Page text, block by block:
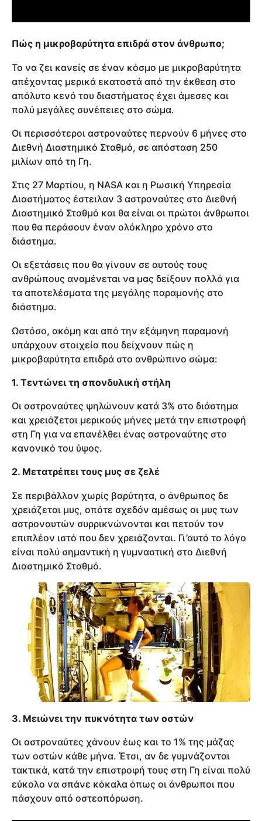
Πώς η μικροβαρύτητα επιδρά στον άνθρωπο;
Το να ζει κανείς σε έναν κόσμο με μικροβαρύτητα
απέχοντας μερικά εκατοστά από την έκθεση στο
απόλυτο κενό του διαστήματος έχει άμεσες και
πολύ μεγάλες συνέπειες στο σώμα.
Οι περισσότεροι αστροναύτες περνούν 6 μήνες στο
Διεθνή Διαστημικό Σταθμό, σε απόσταση 250
μιλίων από τη Γη.
Στις 27 Μαρτίου, η NASA και η Ρωσική Υπηρεσία
Διαστήματος έστειλαν 3 αστροναύτες στο Διεθνή
Διαστημικό Σταθμό και θα είναι οι πρώτοι άνθρωποι
που θα περάσουν έναν ολόκληρο χρόνο στο
διάστημα.
Οι εξετάσεις που θα γίνουν σε αυτούς τους
ανθρώπους αναμένεται να μας δείξουν πολλά για
τα αποτελέσματα της μεγάλης παραμονής στο
διάστημα.
Ωστόσο, ακόμη και από την εξάμηνη παραμονή
υπάρχουν στοιχεία που δείχνουν πώς η
μικροβαρύτητα επιδρά στο ανθρώπινο σώμα:
1. Τεντώνει τη σπονδυλική στήλη
Οι αστροναύτες ψηλώνουν κατά 3% στο διάστημα
και χρειάζεται μερικούς μήνες μετά την επιστροφή
στη Γη για να επανέλθει ένας αστροναύτης στο
κανονικό του ύψος.
2. Μετατρέπει τους μυς σε ζελέ
Σε περιβάλλον χωρίς βαρύτητα, ο άνθρωπος δε
χρειάζεται μυς, οπότε σχεδόν αμέσως οι μυς των
αστροναυτών συρρικνώνονται και πετούν τον
επιπλέον ιστό που δεν χρειάζονται. Γι’αυτό το λόγο
είναι πολύ σημαντική η γυμναστική στο Διεθνή
Διαστημικό Σταθμό.
3. Μειώνει την πυκνότητα των οστών
Οι αστροναύτες χάνουν έως και το 1% της μάζας
των οστών κάθε μήνα. Έτσι, αν δε γυμνάζονται
τακτικά, κατά την επιστροφή τους στη Γη είναι πολύ
εύκολο να σπάνε κόκαλα όπως οι άνθρωποι που
πάσχουν από οστεοπόρωση.